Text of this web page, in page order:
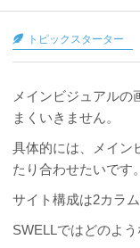
トピックスターター
メインビジュアル
まくいきません。
具体的には、メイン
たり合わせたいです。
サイト構成は2カラム
SWELLではどのよ